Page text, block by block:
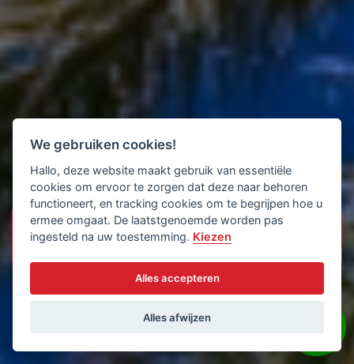
We gebruiken cookies!
Hallo, deze website maakt gebruik van essentiële
cookies om ervoor te zorgen dat deze naar behoren
functioneert, en tracking cookies om te begrijpen hoe u
ermee omgaat. De laatstgenoemde worden pas
ingesteld na uw toestemming. Kiezen
Alles accepteren
Alles afwijzen